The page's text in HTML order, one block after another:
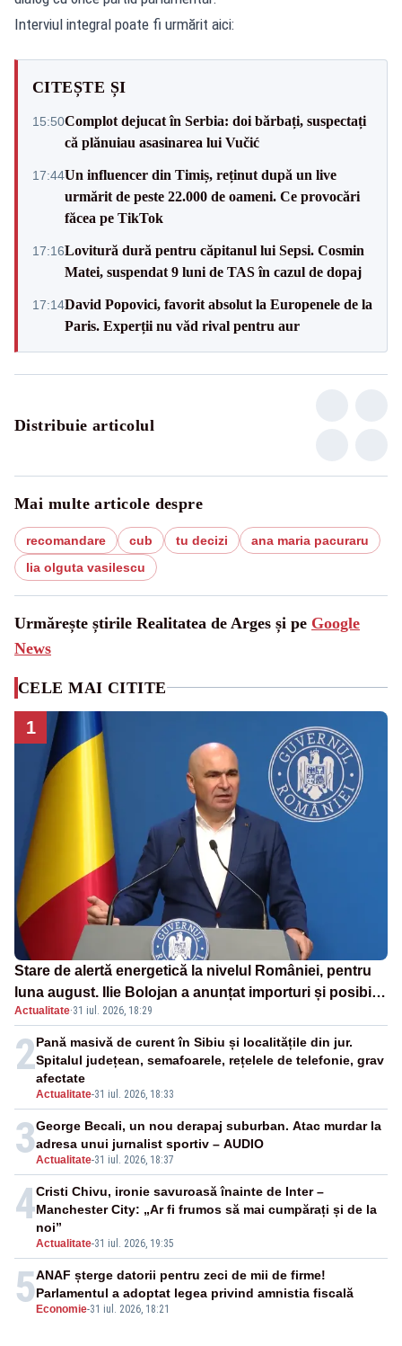
Interviul integral poate fi urmărit aici:
CITEȘTE ȘI
15:50Complot dejucat în Serbia: doi bărbați, suspectați
că plănuiau asasinarea lui Vučić
17:44Un influencer din Timiș, reținut după un live
urmărit de peste 22.000 de oameni. Ce provocări
făcea pe TikTok
17:16Lovitură dură pentru căpitanul lui Sepsi. Cosmin
Matei, suspendat 9 luni de TAS în cazul de dopaj
17:14David Popovici, favorit absolut la Europenele de la
Paris. Experții nu văd rival pentru aur
Distribuie articolul
Mai multe articole despre
recomandare cub tu decizi
ana maria pacuraru
lia olguta vasilescu
Urmărește știrile Realitatea de Arges și pe Google
News
CELE MAI CITITE
1
Stare de alertă energetică la nivelul României, pentru
luna august. Ilie Bolojan a anunțat importuri și posibile
restricții – VIDEO
Actualitate·31 iul. 2026, 18:29
2
Actualitate-31 iul. 2026, 18:33
Pană masivă de curent în Sibiu și localitățile din jur.
Spitalul județean, semafoarele, rețelele de telefonie, grav
afectate
3Actualitate-31 iul. 2026, 18:37
George Becali, un nou derapaj suburban. Atac murdar la
adresa unui jurnalist sportiv – AUDIO
4
Actualitate-31 iul. 2026, 19:35
Cristi Chivu, ironie savuroasă înainte de Inter –
Manchester City: „Ar fi frumos să mai cumpărați și de la
noi”
5 Economie-31 iul. 2026, 18:21
ANAF șterge datorii pentru zeci de mii de firme!
Parlamentul a adoptat legea privind amnistia fiscală